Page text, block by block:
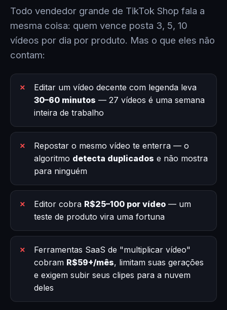
Todo vendedor grande de TikTok Shop fala a
mesma coisa: quem vence posta 3, 5, 10
vídeos por dia por produto. Mas o que eles não
contam:
Editar um vídeo decente com legenda leva
30–60 minutos — 27 vídeos é uma semana
inteira de trabalho
Repostar o mesmo vídeo te enterra — o
algoritmo detecta duplicados e não mostra
para ninguém
Editor cobra R$25–100 por vídeo — um
teste de produto vira uma fortuna
Ferramentas SaaS de "multiplicar vídeo"
cobram R$59+/mês, limitam suas gerações
e exigem subir seus clipes para a nuvem
deles